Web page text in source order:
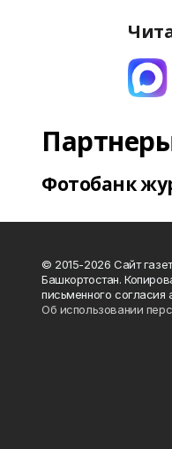
Фотобанк
© 2015-2026 Сайт
Башкортостан.
письменного согласия
Об использовании